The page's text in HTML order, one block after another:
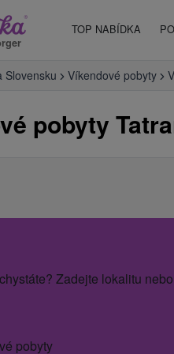
TOP NABÍDKA
Slovensku Víkendové pobyty
pobyty
Zadejte lokalitu nebo
pobyty